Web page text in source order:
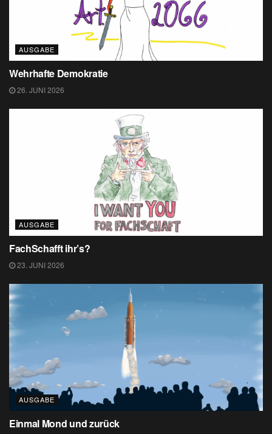
AUSGABE
Wehrhafte Demokratie
26. JUNI 2026
AUSGABE
FachSchafft ihr’s?
23. JUNI 2026
AUSGABE
Einmal Mond und zurück